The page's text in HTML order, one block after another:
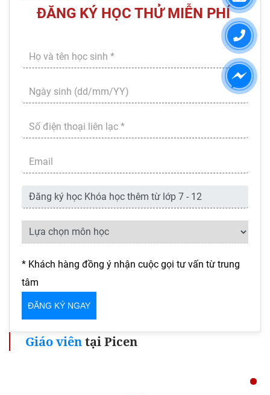
ĐĂNG KÝ HỌC THỬ MIỄN PHÍ
* Khách hàng đồng ý nhận cuộc gọi tư vấn từ trung
tâm
Giáo viêntại Picen